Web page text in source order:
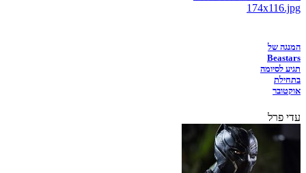
המנגה של
Beastars
תגיע לסיומה
בתחילת
אוקטובר
עדי פרל